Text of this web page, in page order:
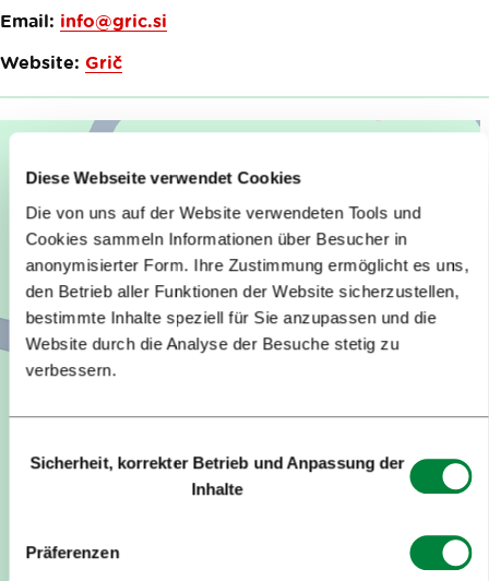
Diese Webseite verwendet Cookies
Die von uns auf der Website verwendeten Tools und
Cookies sammeln Informationen über Besucher in
anonymisierter Form. Ihre Zustimmung ermöglicht es uns,
den Betrieb aller Funktionen der Website sicherzustellen,
bestimmte Inhalte speziell für Sie anzupassen und die
Website durch die Analyse der Besuche stetig zu
verbessern.
Sicherheit, korrekter Betrieb und Anpassung der
Inhalte
Präferenzen
Email: info@gric.si
Website: Grič